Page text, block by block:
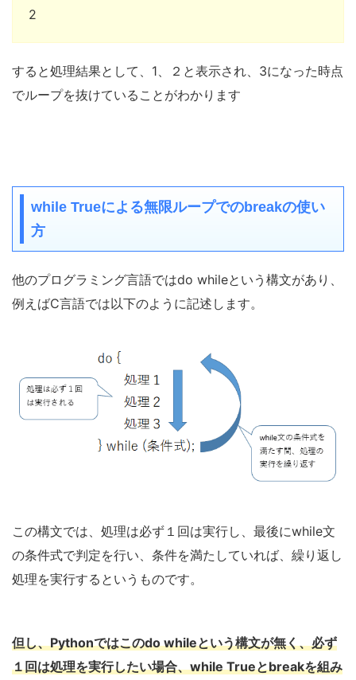
2
すると処理結果として、1、２と表示され、3になった時点
でループを抜けていることがわかります
while Trueによる無限ループでのbreakの使い
方
他のプログラミング言語ではdo whileという構文があり、
例えばC言語では以下のように記述します。
この構文では、処理は必ず１回は実行し、最後にwhile文
の条件式で判定を行い、条件を満たしていれば、繰り返し
処理を実行するというものです。
但し、Pythonではこのdo whileという構文が無く、必ず
１回は処理を実行したい場合、while Trueとbreakを組み